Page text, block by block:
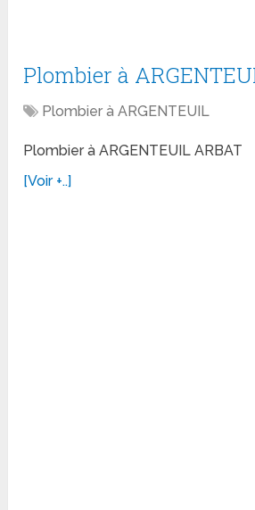
Plombier à
Plombier à ARGENTEUIL
Plombier à ARGENTEUIL ARBAT
[Voir +..]